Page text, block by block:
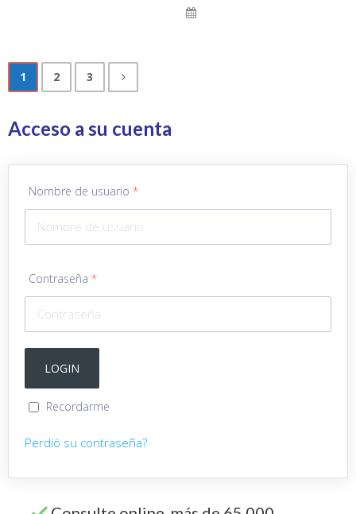
1 2 3
Acceso a su cuenta
Nombre de usuario *
Contraseña *
Recordarme
Perdió su contraseña?